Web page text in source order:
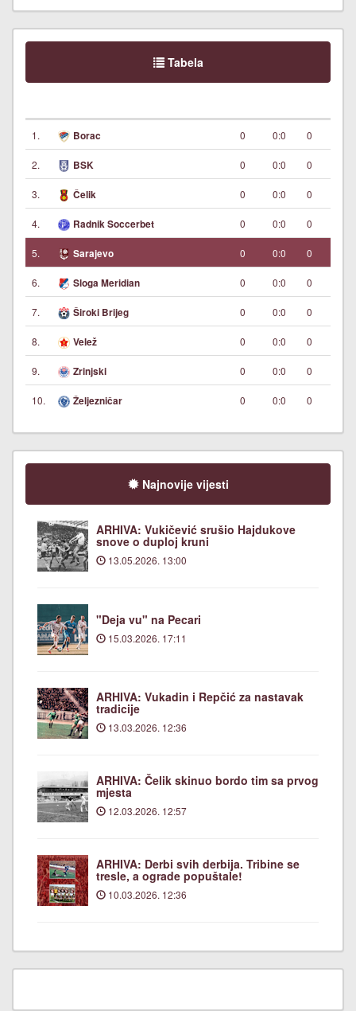
Tabela
1. Borac 0 0:0 0
2. BSK 0 0:0 0
3. Čelik 0 0:0 0
4. Radnik Soccerbet 0 0:0 0
5. Sarajevo 0 0:0 0
6. Sloga Meridian 0 0:0 0
7. Široki Brijeg 0 0:0 0
8. Velež 0 0:0 0
9. Zrinjski 0 0:0 0
10. Željezničar 0 0:0 0
Najnovije vijesti
ARHIVA: Vukičević srušio Hajdukove
snove o duploj kruni
13.05.2026. 13:00
"Deja vu" na Pecari
15.03.2026. 17:11
ARHIVA: Vukadin i Repčić za nastavak
tradicije
13.03.2026. 12:36
ARHIVA: Čelik skinuo bordo tim sa prvog
mjesta
12.03.2026. 12:57
ARHIVA: Derbi svih derbija. Tribine se
tresle, a ograde popuštale!
10.03.2026. 12:36